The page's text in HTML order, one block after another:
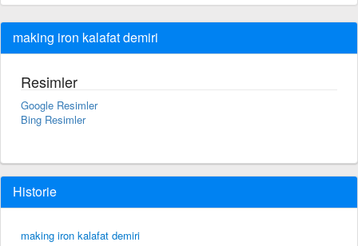
making iron kalafat demiri
Resimler
Google Resimler
Bing Resimler
Historie
making iron kalafat demiri